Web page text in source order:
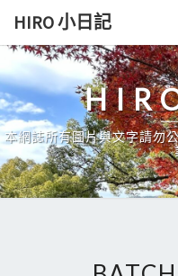
Skip
content
HIRO 小日記
本網誌所有圖片與文字請勿